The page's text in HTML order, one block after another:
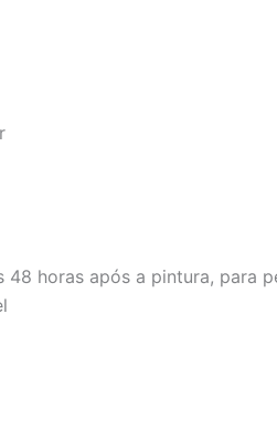
48 horas após a pintura, para